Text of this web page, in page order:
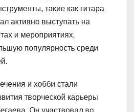
такие как гитара
активно выступать на
и мероприятиях,
популярность среди
и хобби стали
творческой карьеры
Он участвовал во